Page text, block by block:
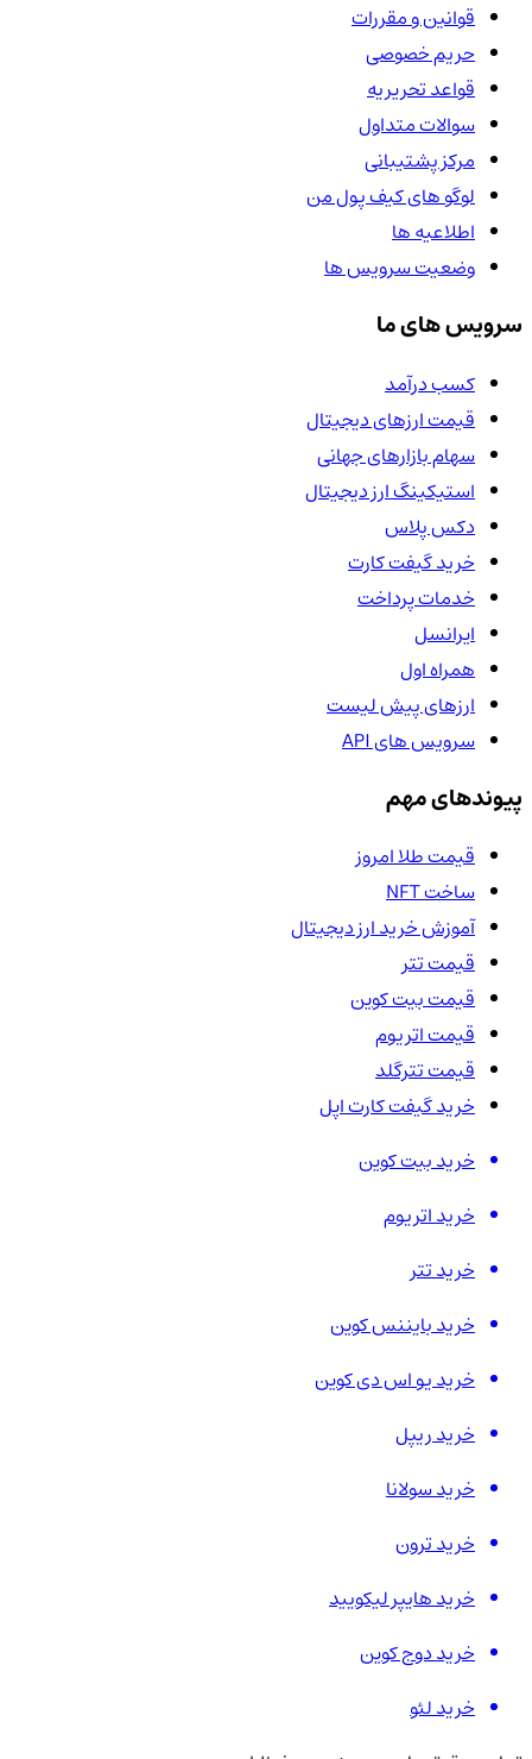
قوانین و مقررات
حریم خصوصی
قواعد تحریریه
سوالات متداول
مرکز پشتیبانی
لوگو های کیف پول من
اطلاعیه ها
وضعیت سرویس ها
سرویس های ما
کسب درآمد
قیمت ارزهای دیجیتال
سهام بازارهای جهانی
استیکینگ ارز دیجیتال
دکس پلاس
خرید گیفت کارت
خدمات پرداخت
ایرانسل
همراه اول
ارزهای پیش لیست
سرویس های API
پیوندهای مهم
قیمت طلا امروز
ساخت NFT
آموزش خرید ارز دیجیتال
قیمت تتر
قیمت بیت کوین
قیمت اتریوم
قیمت تترگلد
خرید گیفت کارت اپل
خرید بیت کوین
خرید اتریوم
خرید تتر
خرید بایننس کوین
خرید یو اس دی کوین
خرید ریپل
خرید سولانا
خرید ترون
خرید هایپر لیکویید
خرید دوج کوین
خرید لئو